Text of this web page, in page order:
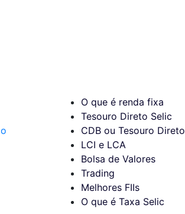
O que é renda fixa
Tesouro Direto Selic
CDB ou Tesouro Direto
LCI e LCA
Bolsa de Valores
Trading
Melhores FIIs
O que é Taxa Selic